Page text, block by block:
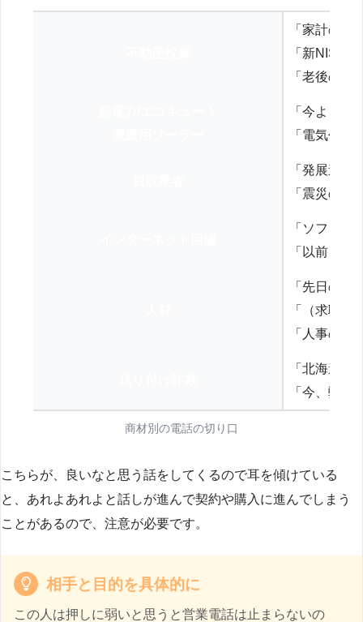
「家計の見
「新NISA
「老後の
「今より
「電気代を
「発展途
「震災の
「ソフト
「以前、
「先日の
「（求職
「人事の方
「北海道
「今、弊
商材別の電話の切り口
こちらが、良いなと思う話をしてくるので耳を傾けている
と、あれよあれよと話しが進んで契約や購入に進んでしまう
ことがあるので、注意が必要です。
相手と目的を具体的に
この人は押しに弱いと思うと営業電話は止まらないの